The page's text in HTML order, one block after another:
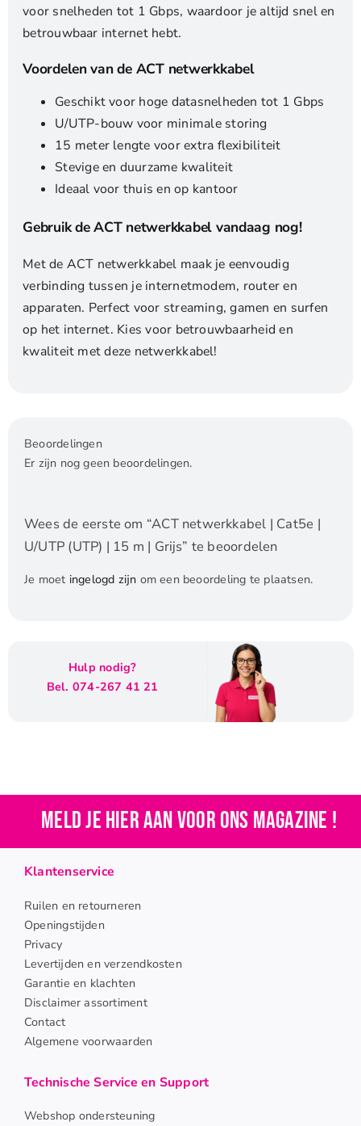
voor snelheden tot 1 Gbps, waardoor je altijd snel en
betrouwbaar internet hebt.
Voordelen van de ACT netwerkkabel
Geschikt voor hoge datasnelheden tot 1 Gbps
U/UTP-bouw voor minimale storing
15 meter lengte voor extra flexibiliteit
Stevige en duurzame kwaliteit
Ideaal voor thuis en op kantoor
Gebruik de ACT netwerkkabel vandaag nog!
Met de ACT netwerkkabel maak je eenvoudig
verbinding tussen je internetmodem, router en
apparaten. Perfect voor streaming, gamen en surfen
op het internet. Kies voor betrouwbaarheid en
kwaliteit met deze netwerkkabel!
Beoordelingen
Er zijn nog geen beoordelingen.
Wees de eerste om “ACT netwerkkabel | Cat5e |
U/UTP (UTP) | 15 m | Grijs” te beoordelen
Je moet ingelogd zijn om een beoordeling te plaatsen.
Hulp nodig?
Bel. 074-267 41 21
Meld je hier aan voor ons magazine !
Klantenservice
Ruilen en retourneren
Openingstijden
Privacy
Levertijden en verzendkosten
Garantie en klachten
Disclaimer assortiment
Contact
Algemene voorwaarden
Technische Service en Support
Webshop ondersteuning